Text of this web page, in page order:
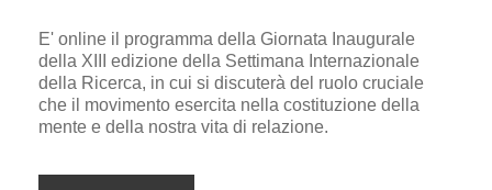
E' online il programma della Giornata Inaugurale
della XIII edizione della Settimana Internazionale
della Ricerca, in cui si discuterà del ruolo cruciale
che il movimento esercita nella costituzione della
mente e della nostra vita di relazione.